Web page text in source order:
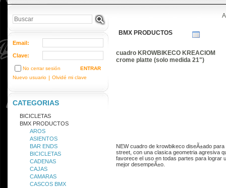
Email:
Clave:
No cerrar sesión
Nuevo usuario | Olvidé mi clave
CATEGORIAS
BICICLETAS
BMX PRODUCTOS
AROS
ASIENTOS
BAR ENDS
BICICLETAS
CADENAS
CAJAS
CAMARAS
CASCOS BMX
BMX PRODUCTOS
cuadro KROWBIKECO KREACIOM
crome platte (solo medida 21")
NEW cuadro de krowbikeco diseÃ±ado para
street, con una clasica geometria agresiva
favorece el uso en todas partes para lograr
mejor desempeÃ±o.